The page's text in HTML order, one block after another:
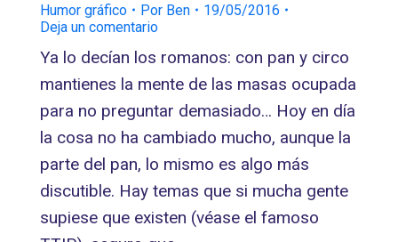
Humor gráfico Por Ben
19/05/2016
Deja un comentario
Ya lo decían los romanos: con pan y circo
mantienes la mente de las masas ocupada
para no preguntar demasiado… Hoy en día
la cosa no ha cambiado mucho, aunque la
parte del pan, lo mismo es algo más
discutible. Hay temas que si mucha gente
supiese que existen (véase el famoso